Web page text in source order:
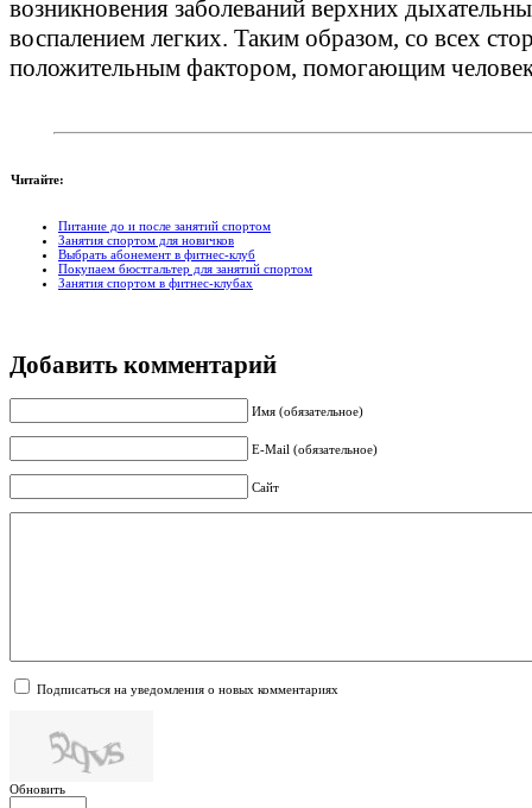
возникновения заболеваний верхних
воспалением легких. Таким образом, со всех
положительным фактором, помогающим
Читайте:
Питание до и после занятий спортом
Занятия спортом для новичков
Выбрать абонемент в фитнес-клуб
Покупаем бюстгальтер для занятий спортом
Занятия спортом в фитнес-клубах
Добавить комментарий
Имя (обязательное)
E-Mail (обязательное)
Сайт
Подписаться на уведомления о новых комментариях
Обновить